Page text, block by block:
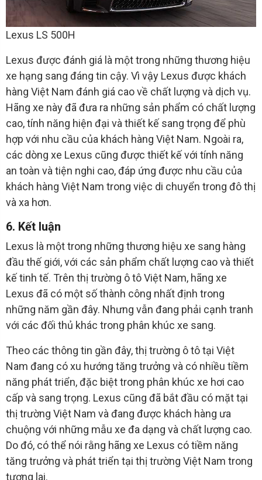
Lexus LS 500H
Lexus được đánh giá là một trong những thương hiệu
xe hạng sang đáng tin cậy. Vì vậy Lexus được khách
hàng Việt Nam đánh giá cao về chất lượng và dịch vụ.
Hãng xe này đã đưa ra những sản phẩm có chất lượng
cao, tính năng hiện đại và thiết kế sang trọng để phù
hợp với nhu cầu của khách hàng Việt Nam. Ngoài ra,
các dòng xe Lexus cũng được thiết kế với tính năng
an toàn và tiện nghi cao, đáp ứng được nhu cầu của
khách hàng Việt Nam trong việc di chuyển trong đô thị
và xa hơn.
6. Kết luận
Lexus là một trong những thương hiệu xe sang hàng
đầu thế giới, với các sản phẩm chất lượng cao và thiết
kế tinh tế. Trên thị trường ô tô Việt Nam, hãng xe
Lexus đã có một số thành công nhất định trong
những năm gần đây. Nhưng vẫn đang phải cạnh tranh
với các đối thủ khác trong phân khúc xe sang.
Theo các thông tin gần đây, thị trường ô tô tại Việt
Nam đang có xu hướng tăng trưởng và có nhiều tiềm
năng phát triển, đặc biệt trong phân khúc xe hơi cao
cấp và sang trọng. Lexus cũng đã bắt đầu có mặt tại
thị trường Việt Nam và đang được khách hàng ưa
chuộng với những mẫu xe đa dạng và chất lượng cao.
Do đó, có thể nói rằng hãng xe Lexus có tiềm năng
tăng trưởng và phát triển tại thị trường Việt Nam trong
tương lai.